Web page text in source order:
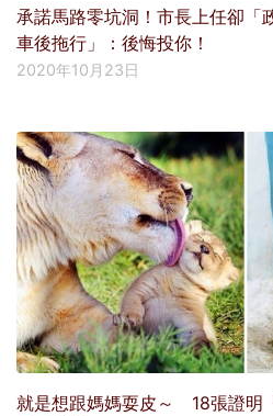
承諾馬路零坑洞！市長上任卻
車後拖行」：後悔投你！
2020年10月23日
就是想跟媽媽耍皮～ 18張證明